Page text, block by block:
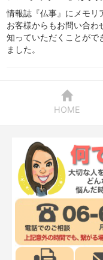
情報誌『仏事』にメモリ
お客様からもお問い合わ
知っていただくことがで
ました。
HOME